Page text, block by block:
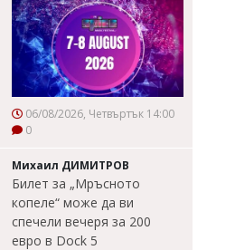
06/08/2026, Четвъртък 14:00
0
Михаил ДИМИТРОВ
Билет за „Мръсното
копеле“ може да ви
спечели вечеря за 200
евро в Dock 5